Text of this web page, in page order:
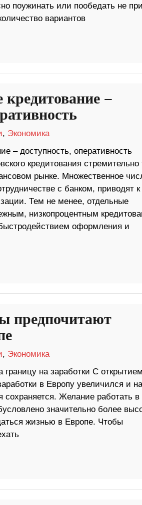
поужинать или пообедать не
вариантов
кредитование –
, Экономика
– доступность, оперативность
кредитования стремительно
рынке. Множественное
с банком, приводят к
Тем не менее, отдельные
низкопроцентным
оформления и
предпочитают
, Экономика
на заработки С открытием
в Европу увеличился и на
сохраняется. Желание работать в
значительно более
жизнью в Европе. Чтобы